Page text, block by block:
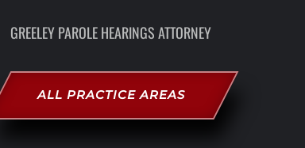
GREELEY PAROLE HEARINGS ATTORNEY
ALL PRACTICE AREAS